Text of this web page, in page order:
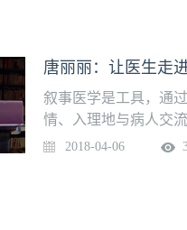
死。
人文教育与熏陶。“东
教育，顺应新时代的
唐丽丽：让医生走
叙事医学是工具，通
情、入理地与病人交
能够使“以患者为中心
2018-04-06